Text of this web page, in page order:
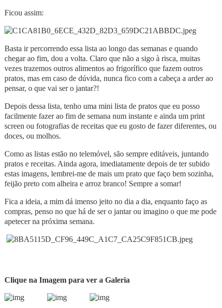
Ficou assim:
Basta ir percorrendo essa lista ao longo das semanas e quando
chegar ao fim, dou a volta. Claro que não a sigo à risca, muitas
vezes trazemos outros alimentos ao frigorífico que fazem outros
pratos, mas em caso de dúvida, nunca fico com a cabeça a arder ao
pensar, o que vai ser o jantar?!
Depois dessa lista, tenho uma mini lista de pratos que eu posso
facilmente fazer ao fim de semana num instante e ainda um print
screen ou fotografias de receitas que eu gosto de fazer diferentes, ou
doces, ou molhos.
Como as listas estão no telemóvel, são sempre editáveis, juntando
pratos e receitas. Ainda agora, imediatamente depois de ter subido
estas imagens, lembrei-me de mais um prato que faço bem sozinha,
feijão preto com alheira e arroz branco! Sempre a somar!
Fica a ideia, a mim dá imenso jeito no dia a dia, enquanto faço as
compras, penso no que há de ser o jantar ou imagino o que me pode
apetecer na próxima semana.
Clique na Imagem para ver a Galeria